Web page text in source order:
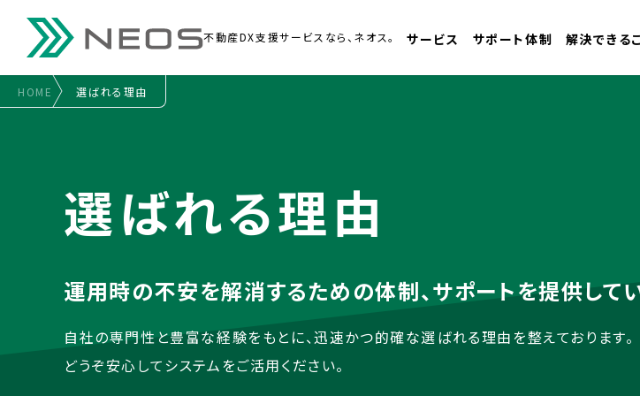
不動産DX支援サービスなら、ネオス。 サービス サポート体制 解決できる
HOME 選ばれる理由
選ばれる理由
運用時の不安を解消するための体制、サポートを提供してい
自社の専門性と豊富な経験をもとに、迅速かつ的確な選ばれる理由を整えております。
どうぞ安心してシステムをご活用ください。